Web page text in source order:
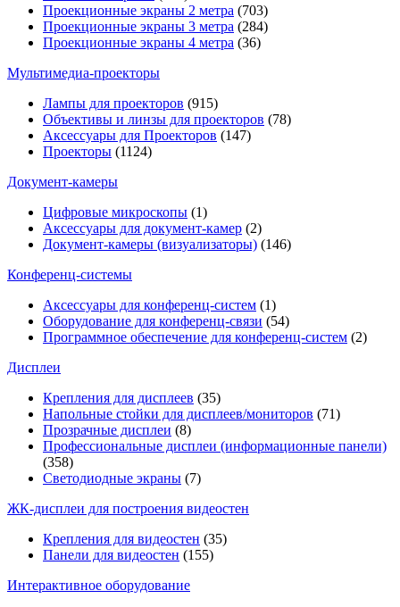
Проекционные экраны 2 метра (703)
Проекционные экраны 3 метра (284)
Проекционные экраны 4 метра (36)
Мультимедиa-проекторы
Лампы для проекторов (915)
Объективы и линзы для проекторов (78)
Аксессуары для Проекторов (147)
Проекторы (1124)
Документ-камеры
Цифровые микроскопы (1)
Аксессуары для документ-камер (2)
Документ-камеры (визуализаторы) (146)
Конференц-системы
Аксессуары для конференц-систем (1)
Оборудование для конференц-связи (54)
Программное обеспечение для конференц-систем (2)
Дисплеи
Крепления для дисплеев (35)
Напольные стойки для дисплеев/мониторов (71)
Прозрачные дисплеи (8)
Профессиональные дисплеи (информационные панели)
(358)
Светодиодные экраны (7)
ЖК-дисплеи для построения видеостен
Крепления для видеостен (35)
Панели для видеостен (155)
Интерактивное оборудование